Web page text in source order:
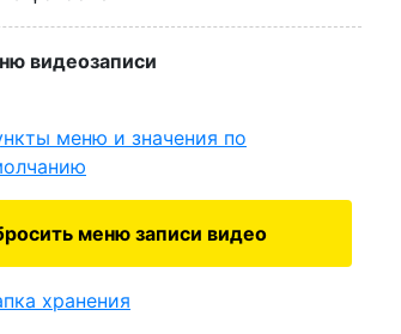
видеозаписи
меню и значения по
меню записи видео
хранения